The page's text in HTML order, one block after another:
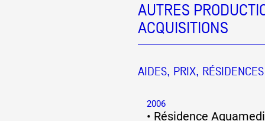
AUTRES
ACQUISITIONS
AIDES, PRIX, RÉSIDENCES
2006
• Résidence